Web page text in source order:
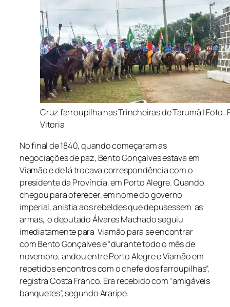
Cruz farroupilha nas Trincheiras de Tarumã | Foto:
Vitoria
No final de 1840, quando começaram as
negociações de paz, Bento Gonçalves estava em
Viamão e de lá trocava correspondência com o
presidente da Província, em Porto Alegre. Quando
chegou para oferecer, em nome do governo
imperial, anistia aos rebeldes que depusessem as
armas, o deputado Álvares Machado seguiu
imediatamente para Viamão para se encontrar
com Bento Gonçalves e “durante todo o mês de
novembro, andou entre Porto Alegre e Viamão em
repetidos encontros com o chefe dos farroupilhas”,
registra Costa Franco. Era recebido com “amigáveis
banquetes”, segundo Araripe.